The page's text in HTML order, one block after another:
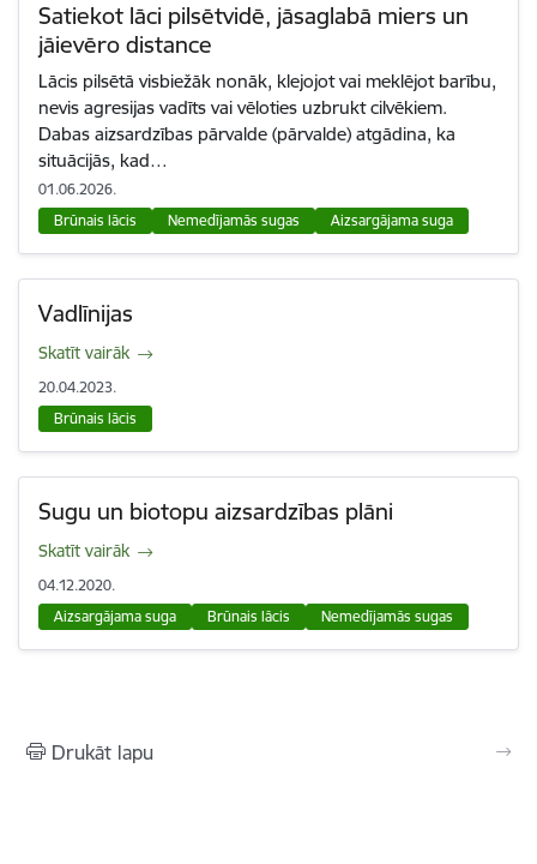
Satiekot lāci pilsētvidē, jāsaglabā miers un
jāievēro distance
Lācis pilsētā visbiežāk nonāk, klejojot vai meklējot barību,
nevis agresijas vadīts vai vēloties uzbrukt cilvēkiem.
Dabas aizsardzības pārvalde (pārvalde) atgādina, ka
situācijās, kad…
01.06.2026.
Brūnais lācis
Nemedījamās sugas Aizsargājama suga
Vadlīnijas
Skatīt vairāk
20.04.2023.
Brūnais lācis
Sugu un biotopu aizsardzības plāni
Skatīt vairāk
04.12.2020.
Aizsargājama suga
Brūnais lācis Nemedījamās sugas
Drukāt lapu